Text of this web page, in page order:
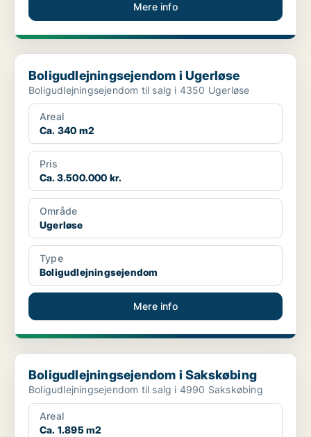
Mere info
Boligudlejningsejendom i Ugerløse
Boligudlejningsejendom i Ugerløse
Boligudlejningsejendom til salg i 4350 Ugerløse
Areal
Ca. 340 m2
Pris
Ca. 3.500.000 kr.
Område
Ugerløse
Type
Boligudlejningsejendom
Mere info
Boligudlejningsejendom i Sakskøbing
Boligudlejningsejendom i Sakskøbing
Boligudlejningsejendom til salg i 4990 Sakskøbing
Areal
Ca. 1.895 m2